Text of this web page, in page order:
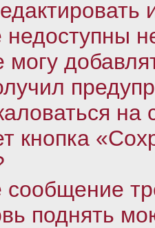
могу
кнопка
поднять